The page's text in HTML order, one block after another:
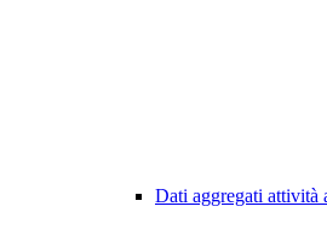
Dati aggregati attività